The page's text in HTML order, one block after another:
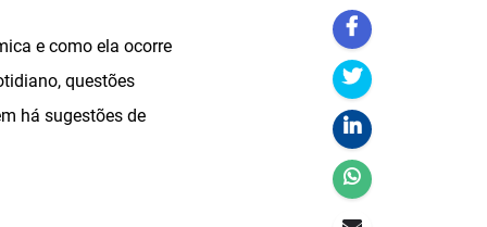
e como ela ocorre
questões
há sugestões de